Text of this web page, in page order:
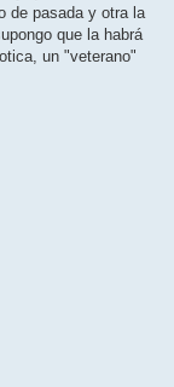
de pasada y otra la
que la habrá
un "veterano"